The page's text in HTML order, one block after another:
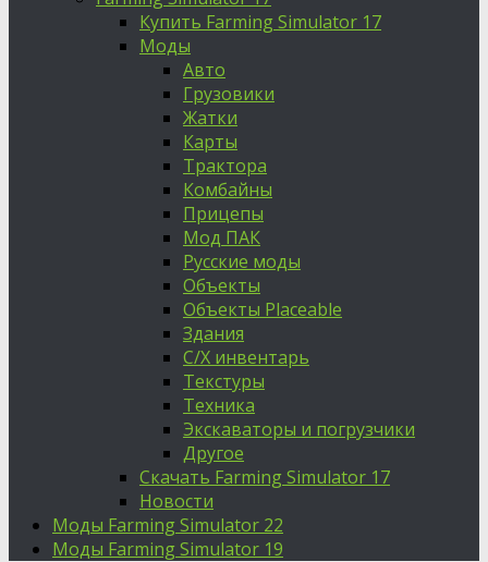
Купить Farming Simulator 17
Моды
Авто
Грузовики
Жатки
Карты
Трактора
Комбайны
Прицепы
Мод ПАК
Русские моды
Объекты
Объекты Placeable
Здания
С/Х инвентарь
Текстуры
Техника
Экскаваторы и погрузчики
Другое
Скачать Farming Simulator 17
Новости
Моды Farming Simulator 22
Моды Farming Simulator 19